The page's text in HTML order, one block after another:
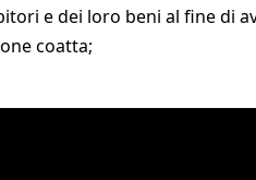
e dei loro beni al fine di
coatta;